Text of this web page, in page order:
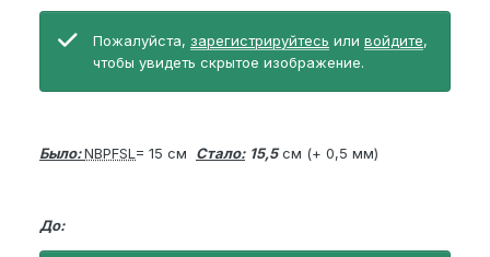
Пожалуйста, зарегистрируйтесь или войдите,
чтобы увидеть скрытое изображение.
Было:NBPFSL = 15 см Стало: 15,5см (+ 0,5 мм)
До: